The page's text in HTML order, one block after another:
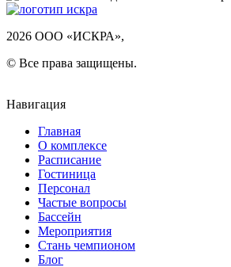
2026 ООО «ИСКРА»,
© Все права защищены.
Навигация
Главная
О комплексе
Расписание
Гостиница
Персонал
Частые вопросы
Бассейн
Мероприятия
Стань чемпионом
Блог